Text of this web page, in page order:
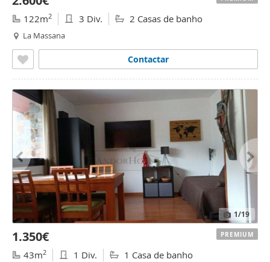
122m2 3 Div. 2 Casas de banho
La Massana
Contactar
1/19
1.350€
43m2 1 Div. 1 Casa de banho
PREMIUM